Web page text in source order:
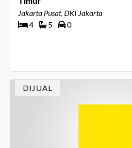
Jakarta Pusat, DKI Jakarta
4
5 0
DIJUAL